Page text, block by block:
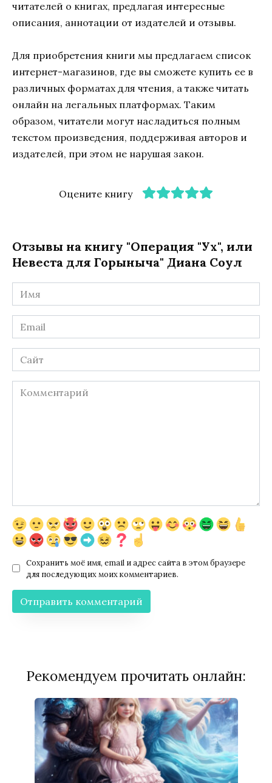
читателей о книгах, предлагая интересные
описания, аннотации от издателей и отзывы.
Для приобретения книги мы предлагаем список
интернет-магазинов, где вы сможете купить ее в
различных форматах для чтения, а также читать
онлайн на легальных платформах. Таким
образом, читатели могут насладиться полным
текстом произведения, поддерживая авторов и
издателей, при этом не нарушая закон.
Оцените книгу
Отзывы на книгу "Операция "Ух", или
Невеста для Горыныча" Диана Соул
Имя
*
Email
*
Сайт
Комментарий
Сохранить моё имя, email и адрес сайта в этом браузере
для последующих моих комментариев.
Рекомендуем прочитать онлайн: